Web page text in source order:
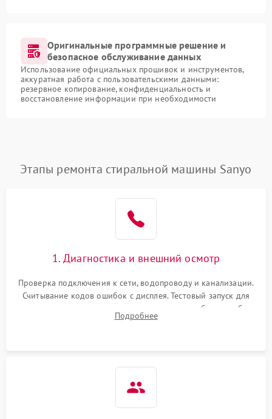
Оригинальные программные решение и
безопасное обслуживание данных
Использование официальных прошивок и инструментов,
аккуратная работа с пользовательскими данными:
резервное копирование, конфиденциальность и
восстановление информации при необходимости
Этапы ремонта стиральной машины Sanyo
1. Диагностика и внешний осмотр
Проверка подключения к сети, водопроводу и канализации.
Считывание кодов ошибок с дисплея. Тестовый запуск для
выявления посторонних шумов, протечек или сбоев в работе
электронного модуля управления.
Подробнее